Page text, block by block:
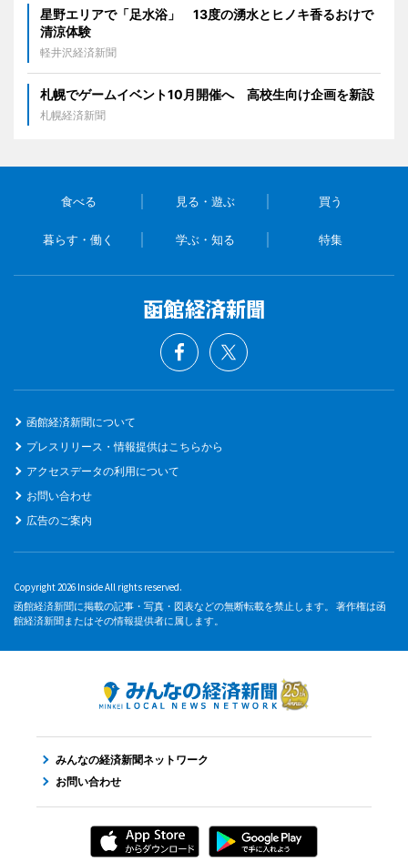
星野エリアで「足水浴」 13度の湧水とヒノキ香るおけで
清涼体験
軽井沢経済新聞
札幌でゲームイベント10月開催へ 高校生向け企画を新設
札幌経済新聞
食べる 見る・遊ぶ 買う
暮らす・働く 学ぶ・知る 特集
函館経済新聞について
プレスリリース・情報提供はこちらから
アクセスデータの利用について
お問い合わせ
広告のご案内
Copyright 2026 Inside All rights reserved.
函館経済新聞に掲載の記事・写真・図表などの無断転載を禁止します。 著作権は函
館経済新聞またはその情報提供者に属します。
みんなの経済新聞ネットワーク
お問い合わせ